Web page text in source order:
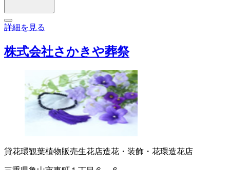
詳細を見る
株式会社さかきや葬祭
貸花環観葉植物販売生花店造花・装飾・花環造花店